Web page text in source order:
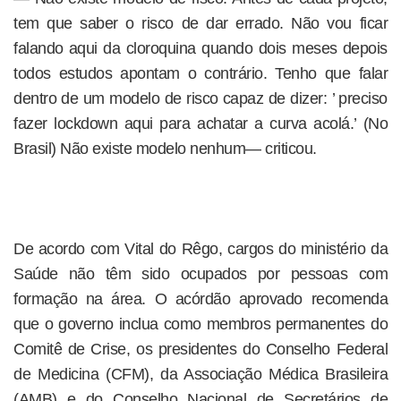
tem que saber o risco de dar errado. Não vou ficar
falando aqui da cloroquina quando dois meses depois
todos estudos apontam o contrário. Tenho que falar
dentro de um modelo de risco capaz de dizer: ’ preciso
fazer lockdown aqui para achatar a curva acolá.’ (No
Brasil) Não existe modelo nenhum— criticou.
De acordo com Vital do Rêgo, cargos do ministério da
Saúde não têm sido ocupados por pessoas com
formação na área. O acórdão aprovado recomenda
que o governo inclua como membros permanentes do
Comitê de Crise, os presidentes do Conselho Federal
de Medicina (CFM), da Associação Médica Brasileira